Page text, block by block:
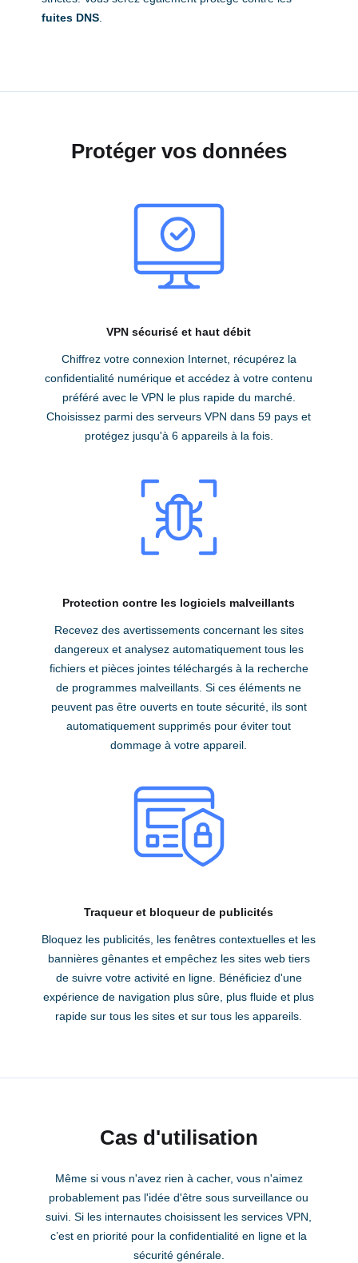
fuites DNS
Protéger vos données
VPN sécurisé et haut débit
Chiffrez votre connexion Internet, récupérez la
confidentialité numérique et accédez à votre contenu
préféré avec le VPN le plus rapide du marché.
Choisissez parmi des serveurs VPN dans 59 pays et
protégez jusqu'à 6 appareils à la fois.
Protection contre les logiciels malveillants
Recevez des avertissements concernant les sites
dangereux et analysez automatiquement tous les
fichiers et pièces jointes téléchargés à la recherche
de programmes malveillants. Si ces éléments ne
peuvent pas être ouverts en toute sécurité, ils sont
automatiquement supprimés pour éviter tout
dommage à votre appareil.
Traqueur et bloqueur de publicités
Bloquez les publicités, les fenêtres contextuelles et les
bannières gênantes et empêchez les sites web tiers
de suivre votre activité en ligne. Bénéficiez d'une
expérience de navigation plus sûre, plus fluide et plus
rapide sur tous les sites et sur tous les appareils.
Cas d'utilisation
Même si vous n'avez rien à cacher, vous n'aimez
probablement pas l'idée d'être sous surveillance ou
suivi. Si les internautes choisissent les services VPN,
c’est en priorité pour la confidentialité en ligne et la
sécurité générale.